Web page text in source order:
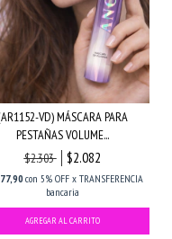
VD) MÁSCARA PARA
PESTAÑAS VOLUME...
$2.303
$2.082
con 5% OFF x TRANSFERENCIA
bancaria